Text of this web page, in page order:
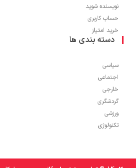
نویسنده شوید
حساب کاربری
خرید امتیاز
دسته بندی ها
سیاسی
اجتماعی
خارجی
گردشگری
ورزشی
تکنولوژی